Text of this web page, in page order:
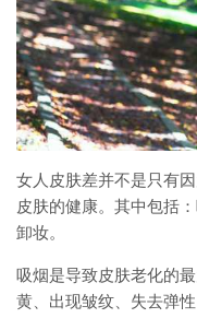
女人皮肤差并不是只有
皮肤的健康。其中包括
卸妆。
吸烟是导致皮肤老化的
黄、出现皱纹、失去弹